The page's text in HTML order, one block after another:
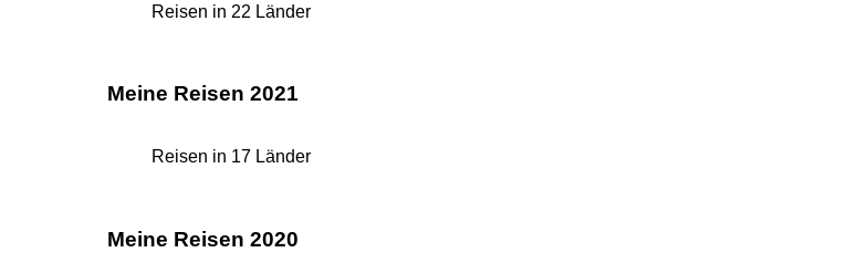
Reisen in 22 Länder
Meine Reisen 2021
Reisen in 17 Länder
Meine Reisen 2020